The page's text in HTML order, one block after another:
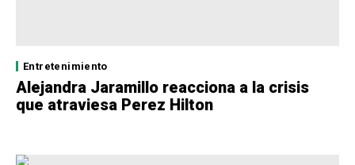
Entretenimiento
Alejandra Jaramillo reacciona a la crisis
que atraviesa Perez Hilton